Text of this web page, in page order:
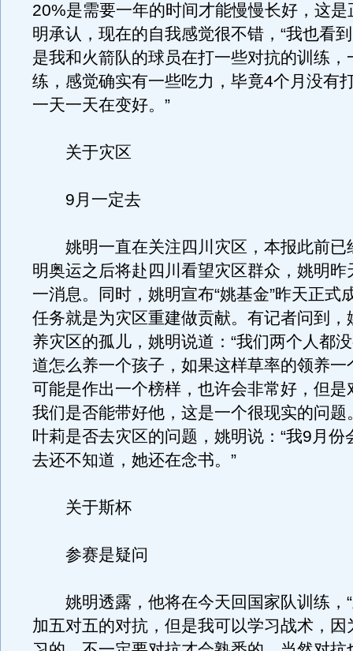
20%是需要一年的时间才能慢慢长好，这是
明承认，现在的自我感觉很不错，“我也看
是我和火箭队的球员在打一些对抗的训练，
练，感觉确实有一些吃力，毕竟4个月没有
一天一天在变好。”
关于灾区
9月一定去
姚明一直在关注四川灾区，本报此前已
明奥运之后将赴四川看望灾区群众，姚明昨
一消息。同时，姚明宣布“姚基金”昨天正式
任务就是为灾区重建做贡献。有记者问到，
养灾区的孤儿，姚明说道：“我们两个人都
道怎么养一个孩子，如果这样草率的领养一
可能是作出一个榜样，也许会非常好，但是
我们是否能带好他，这是一个很现实的问题
叶莉是否去灾区的问题，姚明说：“我9月份
去还不知道，她还在念书。”
关于斯杯
参赛是疑问
姚明透露，他将在今天回国家队训练，“
加五对五的对抗，但是我可以学习战术，因